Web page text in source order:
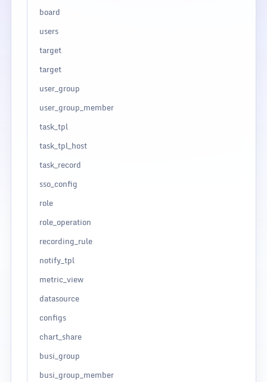
board
users
target
target
user_group
user_group_member
task_tpl
task_tpl_host
task_record
sso_config
role
role_operation
recording_rule
notify_tpl
metric_view
datasource
configs
chart_share
busi_group
busi_group_member